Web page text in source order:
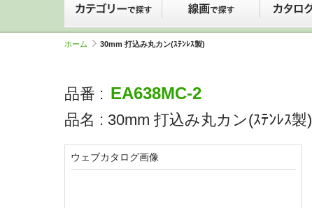
ホーム 30mm 打込み丸カン(ｽﾃﾝﾚｽ製)
品番 : EA638MC-2
品名 : 30mm 打込み丸カン(ｽﾃﾝﾚｽ製)
ウェブカタログ画像